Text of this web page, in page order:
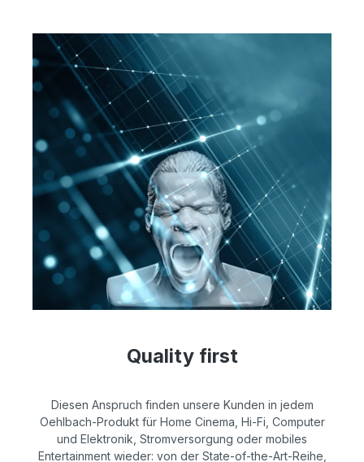
Quality first
Diesen Anspruch finden unsere Kunden in jedem
Oehlbach-Produkt für Home Cinema, Hi-Fi, Computer
und Elektronik, Stromversorgung oder mobiles
Entertainment wieder: von der State-of-the-Art-Reihe,